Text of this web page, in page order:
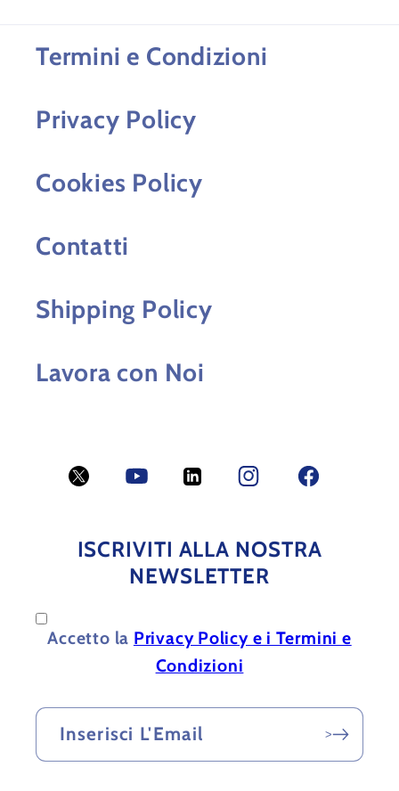
Termini e Condizioni
Privacy Policy
Cookies Policy
Contatti
Shipping Policy
Lavora con Noi
Twitter YouTubeLinkedInFacebookFacebook
ISCRIVITI ALLA NOSTRA
NEWSLETTER
Accetto la Privacy Policy e i Termini e
Condizioni
Inserisci L'Email >